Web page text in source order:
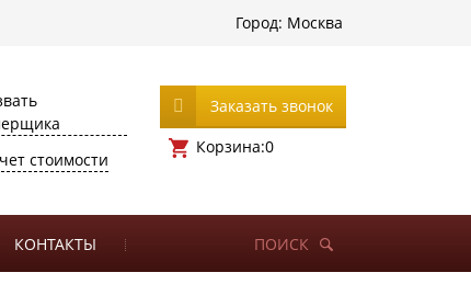
Город: Москва
стоимости
Заказать звонок
Корзина:0
КОНТАКТЫ ПОИСК